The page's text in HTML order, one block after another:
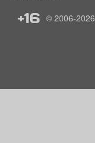
+16 © 2006-2026